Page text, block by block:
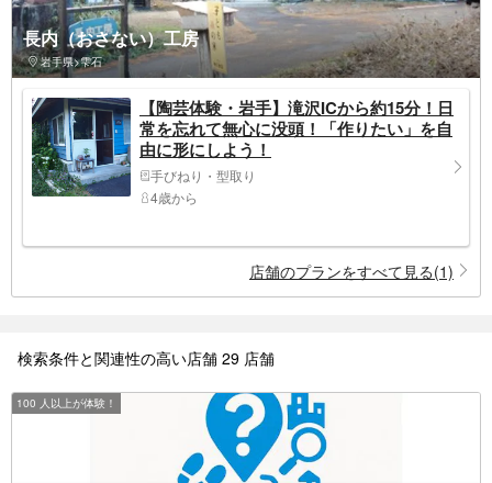
長内（おさない）工房
岩手県>雫石
【陶芸体験・岩手】滝沢ICから約15分！日
常を忘れて無心に没頭！「作りたい」を自
由に形にしよう！
手びねり・型取り
4歳から
店舗のプランをすべて見る(1)
検索条件と関連性の高い店舗 29 店舗
100 人以上が体験！